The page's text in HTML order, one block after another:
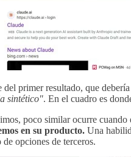
del primer resultado, que
sintético". En el cuadro es
poco similar ocurre
en su producto. Una
de opciones de terceros.